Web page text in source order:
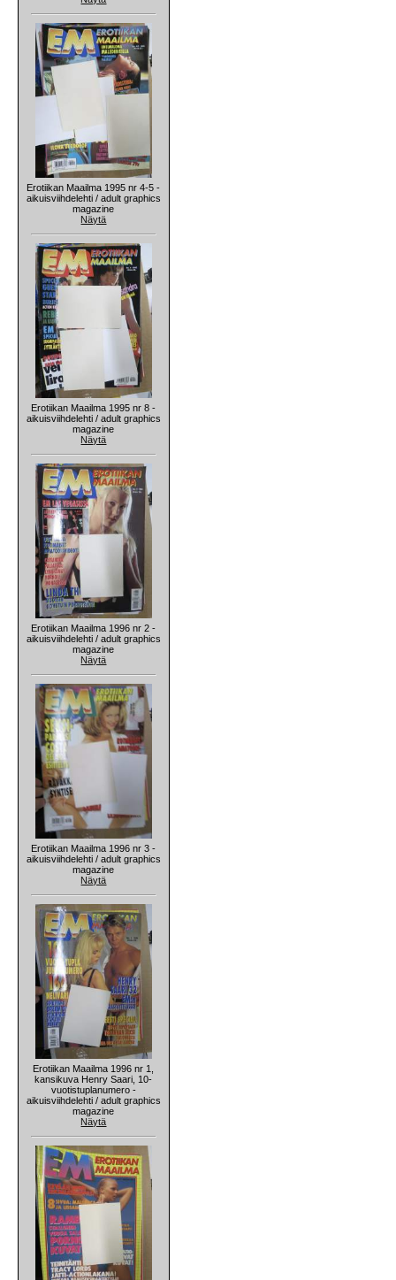
Erotiikan Maailma 1995 nr 4-5 -
aikuisviihdelehti / adult graphics
magazine
Näytä
Erotiikan Maailma 1995 nr 8 -
aikuisviihdelehti / adult graphics
magazine
Näytä
Erotiikan Maailma 1996 nr 2 -
aikuisviihdelehti / adult graphics
magazine
Näytä
Erotiikan Maailma 1996 nr 3 -
aikuisviihdelehti / adult graphics
magazine
Näytä
Erotiikan Maailma 1996 nr 1,
kansikuva Henry Saari, 10-
vuotistuplanumero -
aikuisviihdelehti / adult graphics
magazine
Näytä